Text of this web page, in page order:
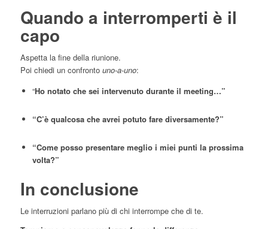
Quando a interromperti è il
capo
Aspetta la fine della riunione.
Poi chiedi un confronto uno-a-uno:
“Ho notato che sei intervenuto durante il meeting…”
“C’è qualcosa che avrei potuto fare diversamente?”
“Come posso presentare meglio i miei punti la prossima
volta?”
In conclusione
Le interruzioni parlano più di chi interrompe che di te.